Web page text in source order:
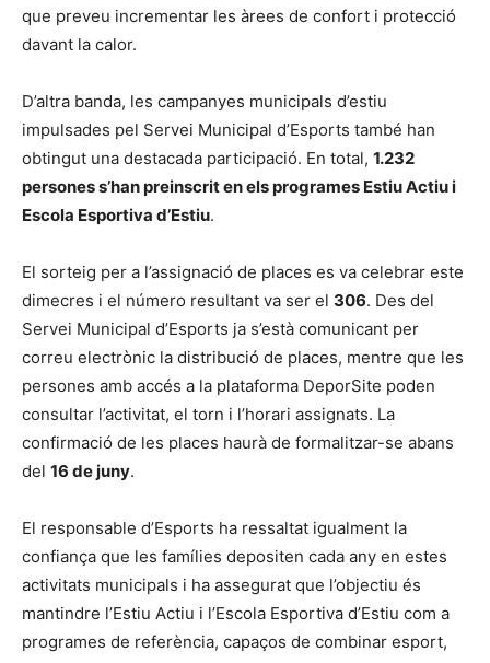
que preveu incrementar les àrees de confort i protecció
davant la calor.
D’altra banda, les campanyes municipals d’estiu
impulsades pel Servei Municipal d’Esports també han
obtingut una destacada participació. En total, 1.232
persones s’han preinscrit en els programes Estiu Actiu i
Escola Esportiva d’Estiu.
El sorteig per a l’assignació de places es va celebrar este
dimecres i el número resultant va ser el 306. Des del
Servei Municipal d’Esports ja s’està comunicant per
correu electrònic la distribució de places, mentre que les
persones amb accés a la plataforma DeporSite poden
consultar l’activitat, el torn i l’horari assignats. La
confirmació de les places haurà de formalitzar-se abans
del 16 de juny.
El responsable d’Esports ha ressaltat igualment la
confiança que les famílies depositen cada any en estes
activitats municipals i ha assegurat que l’objectiu és
mantindre l’Estiu Actiu i l’Escola Esportiva d’Estiu com a
programes de referència, capaços de combinar esport,